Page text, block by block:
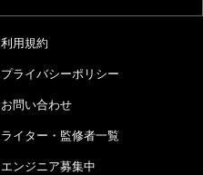
利用規約
プライバシーポリシー
お問い合わせ
ライター・監修者一覧
エンジニア募集中